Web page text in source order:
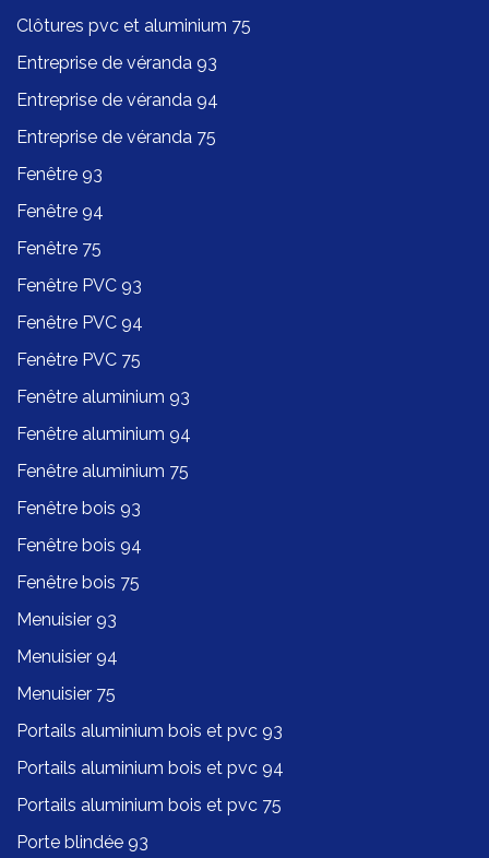
Clôtures pvc et aluminium 75
Entreprise de véranda 93
Entreprise de véranda 94
Entreprise de véranda 75
Fenêtre 93
Fenêtre 94
Fenêtre 75
Fenêtre PVC 93
Fenêtre PVC 94
Fenêtre PVC 75
Fenêtre aluminium 93
Fenêtre aluminium 94
Fenêtre aluminium 75
Fenêtre bois 93
Fenêtre bois 94
Fenêtre bois 75
Menuisier 93
Menuisier 94
Menuisier 75
Portails aluminium bois et pvc 93
Portails aluminium bois et pvc 94
Portails aluminium bois et pvc 75
Porte blindée 93